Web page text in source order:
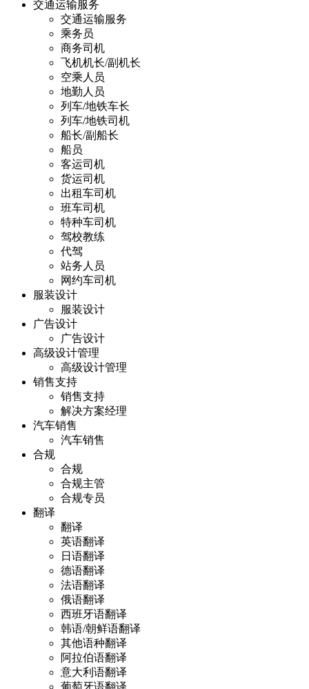
交通运输服务
交通运输服务
乘务员
商务司机
飞机机长/副机长
空乘人员
地勤人员
列车/地铁车长
列车/地铁司机
船长/副船长
船员
客运司机
货运司机
出租车司机
班车司机
特种车司机
驾校教练
代驾
站务人员
网约车司机
服装设计
服装设计
广告设计
广告设计
高级设计管理
高级设计管理
销售支持
销售支持
解决方案经理
汽车销售
汽车销售
合规
合规
合规主管
合规专员
翻译
翻译
英语翻译
日语翻译
德语翻译
法语翻译
俄语翻译
西班牙语翻译
韩语/朝鲜语翻译
其他语种翻译
阿拉伯语翻译
意大利语翻译
葡萄牙语翻译